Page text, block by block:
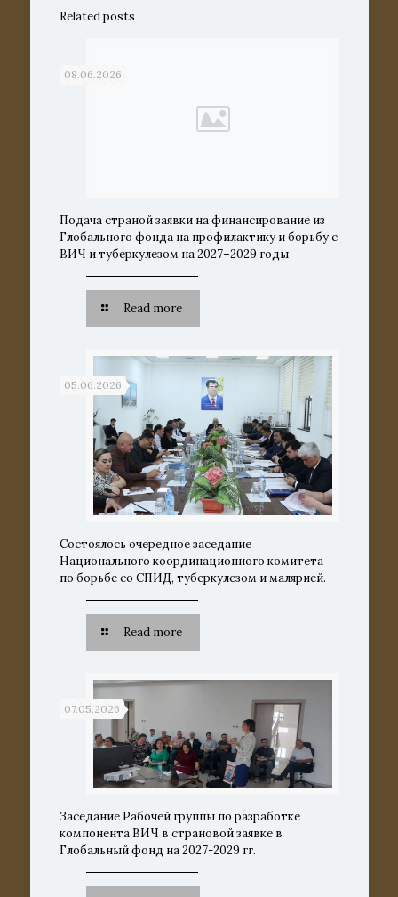
Related posts
08.06.2026
Подача страной заявки на финансирование из
Глобального фонда на профилактику и борьбу с
ВИЧ и туберкулезом на 2027–2029 годы
Read more
05.06.2026
Состоялось очередное заседание
Национального координационного комитета
по борьбе со СПИД, туберкулезом и малярией.
Read more
07.05.2026
Заседание Рабочей группы по разработке
компонента ВИЧ в страновой заявке в
Глобальный фонд на 2027-2029 гг.